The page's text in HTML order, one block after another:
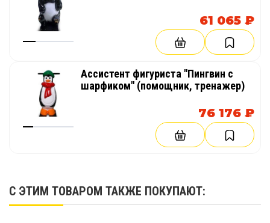
61 065 ₽
Ассистент фигуриста "Пингвин с
шарфиком" (помощник, тренажер)
76 176 ₽
С ЭТИМ ТОВАРОМ ТАКЖЕ ПОКУПАЮТ: